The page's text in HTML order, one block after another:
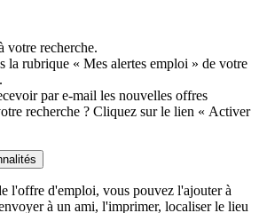
votre recherche.
la rubrique « Mes alertes emploi » de votre
par e-mail les nouvelles offres
recherche ? Cliquez sur le lien « Activer
l'offre d'emploi, vous pouvez l'ajouter à
à un ami, l'imprimer, localiser le lieu